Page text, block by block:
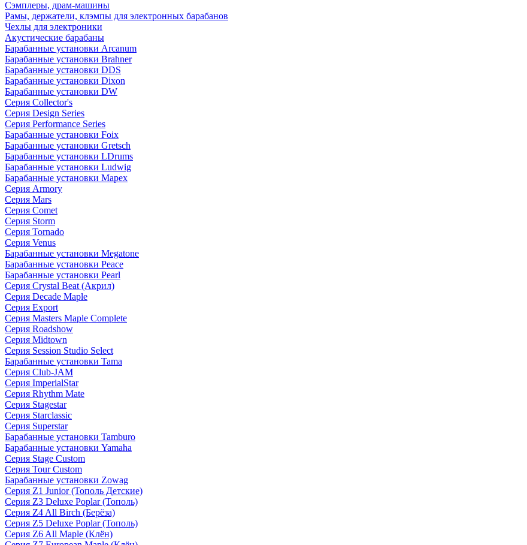
Сэмплеры, драм-машины
Рамы, держатели, клэмпы для электронных барабанов
Чехлы для электроники
Акустические барабаны
Барабанные установки Arcanum
Барабанные установки Brahner
Барабанные установки DDS
Барабанные установки Dixon
Барабанные установки DW
Серия Collector's
Серия Design Series
Серия Performance Series
Барабанные установки Foix
Барабанные установки Gretsch
Барабанные установки LDrums
Барабанные установки Ludwig
Барабанные установки Mapex
Серия Armory
Серия Mars
Серия Comet
Серия Storm
Серия Tornado
Серия Venus
Барабанные установки Megatone
Барабанные установки Peace
Барабанные установки Pearl
Серия Crystal Beat (Акрил)
Серия Decade Maple
Серия Export
Серия Masters Maple Complete
Серия Roadshow
Серия Midtown
Серия Session Studio Select
Барабанные установки Tama
Серия Club-JAM
Серия ImperialStar
Серия Rhythm Mate
Серия Stagestar
Серия Starclassic
Серия Superstar
Барабанные установки Tamburo
Барабанные установки Yamaha
Серия Stage Custom
Серия Tour Custom
Барабанные установки Zowag
Серия Z1 Junior (Тополь Детские)
Серия Z3 Deluxe Poplar (Тополь)
Серия Z4 All Birch (Берёза)
Серия Z5 Deluxe Poplar (Тополь)
Серия Z6 All Maple (Клён)